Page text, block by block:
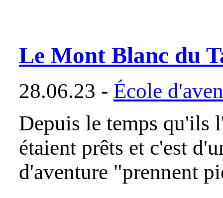
Le Mont Blanc du
28.06.23 - École
Depuis le temps qu'ils
étaient prêts et c'est
d'aventure "prennent